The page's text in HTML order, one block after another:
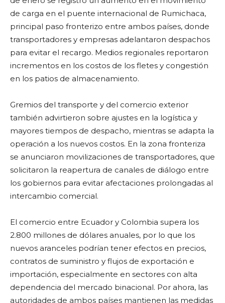
de carga en el puente internacional de Rumichaca,
principal paso fronterizo entre ambos países, donde
transportadores y empresas adelantaron despachos
para evitar el recargo. Medios regionales reportaron
incrementos en los costos de los fletes y congestión
en los patios de almacenamiento.
Gremios del transporte y del comercio exterior
también advirtieron sobre ajustes en la logística y
mayores tiempos de despacho, mientras se adapta la
operación a los nuevos costos. En la zona fronteriza
se anunciaron movilizaciones de transportadores, que
solicitaron la reapertura de canales de diálogo entre
los gobiernos para evitar afectaciones prolongadas al
intercambio comercial.
El comercio entre Ecuador y Colombia supera los
2.800 millones de dólares anuales, por lo que los
nuevos aranceles podrían tener efectos en precios,
contratos de suministro y flujos de exportación e
importación, especialmente en sectores con alta
dependencia del mercado binacional. Por ahora, las
autoridades de ambos países mantienen las medidas